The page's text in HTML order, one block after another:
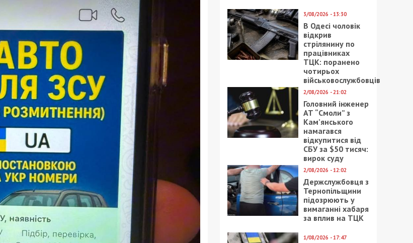
3/08/2026 - 13:30
В Одесі чоловік
відкрив
стрілянину по
працівниках
ТЦК: поранено
чотирьох
військовослужбовців
2/08/2026 - 21:02
Головний інженер
АТ “Смоли” з
Кам’янського
намагався
відкупитися від
СБУ за $50 тисяч:
вирок суду
2/08/2026 - 12:02
Держслужбовця з
Тернопільщини
підозрюють у
вимаганні хабаря
за вплив на ТЦК
1/08/2026 - 17:47